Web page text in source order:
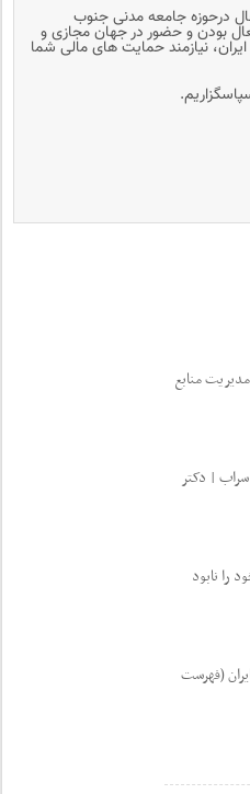
درحوزه جامعه مدنی جنوب
بودن و حضور در جهان مجازی و
نیازمند حمایت های مالی شما
منابع
| دکتر
را نابود
(فهرست